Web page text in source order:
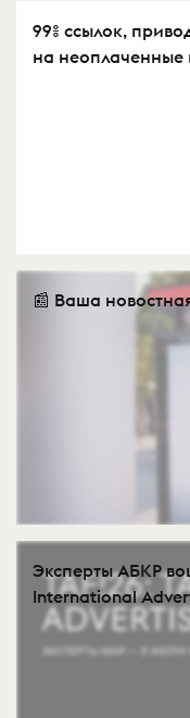
99% ссылок,
на неоплаченные
📰 Ваша
Эксперты АБКР
International